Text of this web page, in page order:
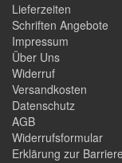
Lieferzeiten
Schriften Angebote
Impressum
Über Uns
Widerruf
Versandkosten
Datenschutz
AGB
Widerrufsformular
Erklärung zur